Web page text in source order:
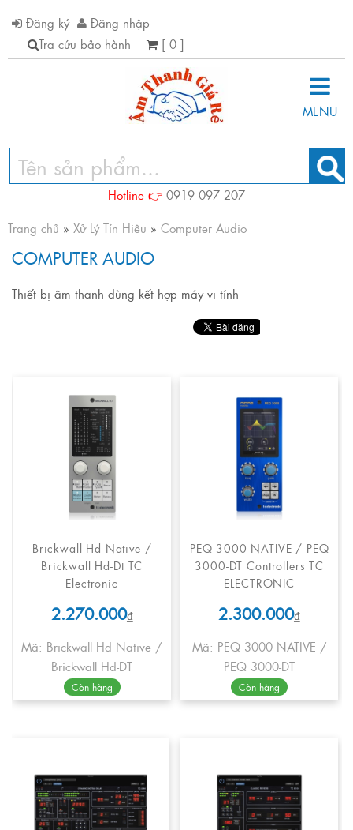
Đăng ký
Đăng nhập
Tra cứu bảo hành
[ 0 ]
MENU
Hotline 👉 0919 097 207
Trang chủ » Xử Lý Tín Hiệu » Computer Audio
COMPUTER AUDIO
Thiết bị âm thanh dùng kết hợp máy vi tính
Brickwall Hd Native /
Brickwall Hd-Dt TC
Electronic
2.270.000₫
Mã: Brickwall Hd Native /
Brickwall Hd-DT
Còn hàng
PEQ 3000 NATIVE / PEQ
3000-DT Controllers TC
ELECTRONIC
2.300.000₫
Mã: PEQ 3000 NATIVE /
PEQ 3000-DT
Còn hàng